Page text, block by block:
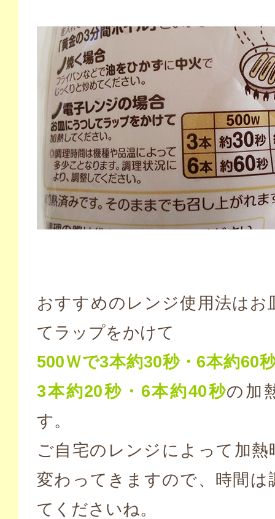
おすすめのレンジ使用法はお
てラップをかけて
500Ｗで3本約30秒・6本約60
3本約20秒・6本約40秒の加
す。
ご自宅のレンジによって加熱
変わってきますので、時間は
てくださいね。